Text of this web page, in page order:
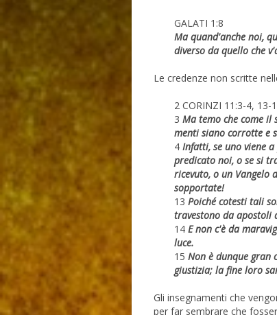
GALATI 1:8
Ma quand'anche noi,
diverso da quello che
Le credenze non scritte
2 CORINZI 11:3-4, 13-
3 Ma temo che come il
menti siano corrotte e
4 Infatti, se uno viene
predicato noi, o se si
ricevuto, o un Vangelo
sopportate!
13 Poiché cotesti tali
travestono da apostoli
14 E non c'è da
luce.
15 Non è dunque gran
giustizia; la fine loro
Gli insegnamenti che
per far sembrare che